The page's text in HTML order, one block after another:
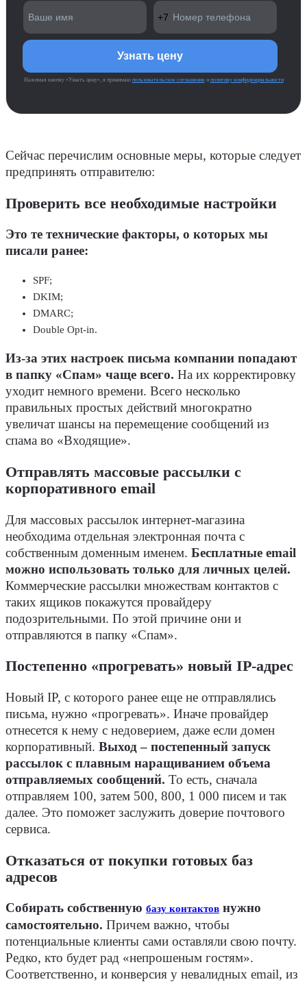
Нажимая кнопку «Узнать цену», я принимаю пользовательское соглашениеи политику конфиденциальности
Сейчас перечислим основные меры, которые следует
предпринять отправителю:
Проверить все необходимые настройки
Это те технические факторы, о которых мы
писали ранее:
SPF;
DKIM;
DMARC;
Double Opt-in.
Из-за этих настроек письма компании попадают
в папку «Спам» чаще всего. На их корректировку
уходит немного времени. Всего несколько
правильных простых действий многократно
увеличат шансы на перемещение сообщений из
спама во «Входящие».
Отправлять массовые рассылки с
корпоративного email
Для массовых рассылок интернет-магазина
необходима отдельная электронная почта с
собственным доменным именем. Бесплатные email
можно использовать только для личных целей.
Коммерческие рассылки множествам контактов с
таких ящиков покажутся провайдеру
подозрительными. По этой причине они и
отправляются в папку «Спам».
Постепенно «прогревать» новый IP-адрес
Новый IP, с которого ранее еще не отправлялись
письма, нужно «прогревать». Иначе провайдер
отнесется к нему с недоверием, даже если домен
корпоративный. Выход – постепенный запуск
рассылок с плавным наращиванием объема
отправляемых сообщений. То есть, сначала
отправляем 100, затем 500, 800, 1 000 писем и так
далее. Это поможет заслужить доверие почтового
сервиса.
Отказаться от покупки готовых баз
адресов
Собирать собственную базу контактов нужно
самостоятельно. Причем важно, чтобы
потенциальные клиенты сами оставляли свою почту.
Редко, кто будет рад «непрошеным гостям».
Соответственно, и конверсия у невалидных email, из